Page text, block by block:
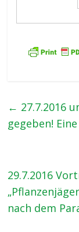
← 27.7.2016
gegeben!
29.7.2016
nach dem